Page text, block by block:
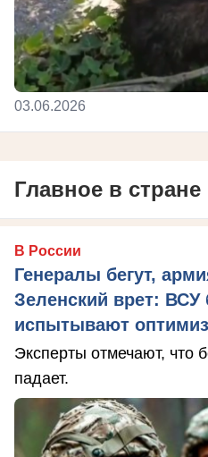
03.06.2026
Главное в стране
В России
Генералы бегут,
Зеленский врет:
испытывают
Эксперты отмечают, что
падает.